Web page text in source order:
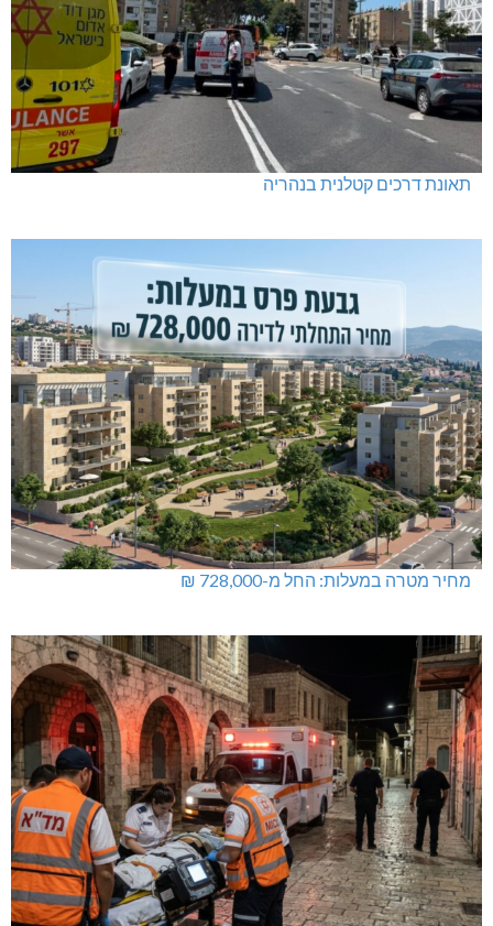
תאונת דרכים קטלנית בנהריה
מחיר מטרה במעלות: החל מ-728,000 ₪